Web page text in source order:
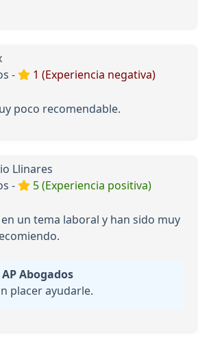
-
1 (Experiencia negativa)
poco recomendable.
Llinares
-
5 (Experiencia positiva)
un tema laboral y han sido muy
AP Abogados
placer ayudarle.